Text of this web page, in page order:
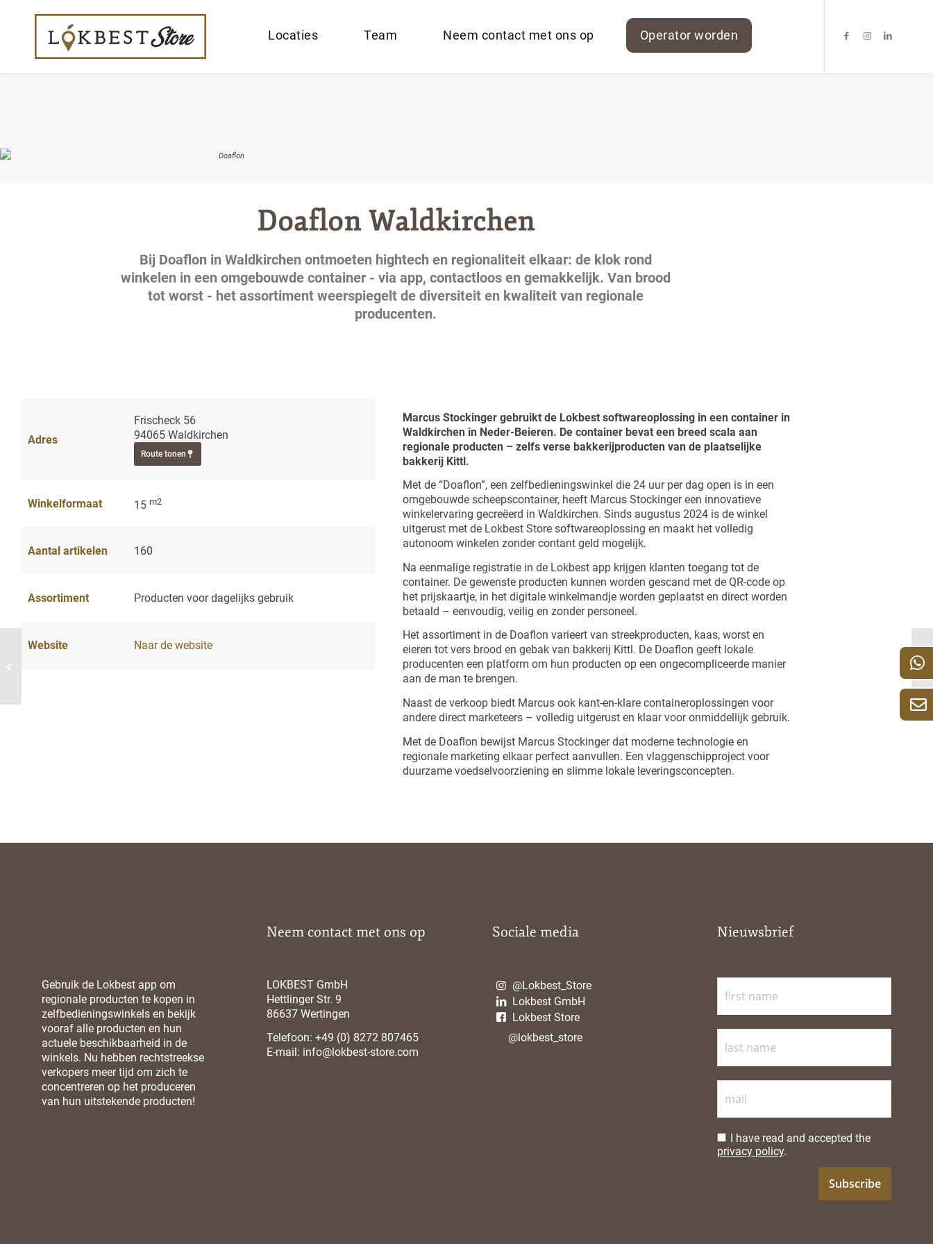
Locaties Team Neem contact met ons op Operator worden
Doaflon Waldkirchen
Bij Doaflon in Waldkirchen ontmoeten hightech en regionaliteit elkaar: de klok rond
winkelen in een omgebouwde container - via app, contactloos en gemakkelijk. Van brood
tot worst - het assortiment weerspiegelt de diversiteit en kwaliteit van regionale
producenten.
Adres
Frischeck 56
94065 Waldkirchen
Route tonen
Winkelformaat 15 m2
Aantal artikelen 160
Assortiment Producten voor dagelijks gebruik
Website Naar de website
Marcus Stockinger gebruikt de Lokbest softwareoplossing in een container in
Waldkirchen in Neder-Beieren. De container bevat een breed scala aan
regionale producten – zelfs verse bakkerijproducten van de plaatselijke
bakkerij Kittl.
Met de “Doaflon”, een zelfbedieningswinkel die 24 uur per dag open is in een
omgebouwde scheepscontainer, heeft Marcus Stockinger een innovatieve
winkelervaring gecreëerd in Waldkirchen. Sinds augustus 2024 is de winkel
uitgerust met de Lokbest Store softwareoplossing en maakt het volledig
autonoom winkelen zonder contant geld mogelijk.
Na eenmalige registratie in de Lokbest app krijgen klanten toegang tot de
container. De gewenste producten kunnen worden gescand met de QR-code op
het prijskaartje, in het digitale winkelmandje worden geplaatst en direct worden
betaald – eenvoudig, veilig en zonder personeel.
Het assortiment in de Doaflon varieert van streekproducten, kaas, worst en
eieren tot vers brood en gebak van bakkerij Kittl. De Doaflon geeft lokale
producenten een platform om hun producten op een ongecompliceerde manier
aan de man te brengen.
Naast de verkoop biedt Marcus ook kant-en-klare containeroplossingen voor
andere direct marketeers – volledig uitgerust en klaar voor onmiddellijk gebruik.
Met de Doaflon bewijst Marcus Stockinger dat moderne technologie en
regionale marketing elkaar perfect aanvullen. Een vlaggenschipproject voor
duurzame voedselvoorziening en slimme lokale leveringsconcepten.
Gebruik de Lokbest app om
regionale producten te kopen in
zelfbedieningswinkels en bekijk
vooraf alle producten en hun
actuele beschikbaarheid in de
winkels. Nu hebben rechtstreekse
verkopers meer tijd om zich te
concentreren op het produceren
van hun uitstekende producten!
Neem contact met ons op
LOKBEST GmbH
Hettlinger Str. 9
86637 Wertingen
Telefoon:+49 (0) 8272 807465
E-mail: info@lokbest-store.com
Sociale media
@Lokbest_Store
Lokbest GmbH
Lokbest Store
@lokbest_store
Nieuwsbrief
I have read and accepted the
privacy policy.